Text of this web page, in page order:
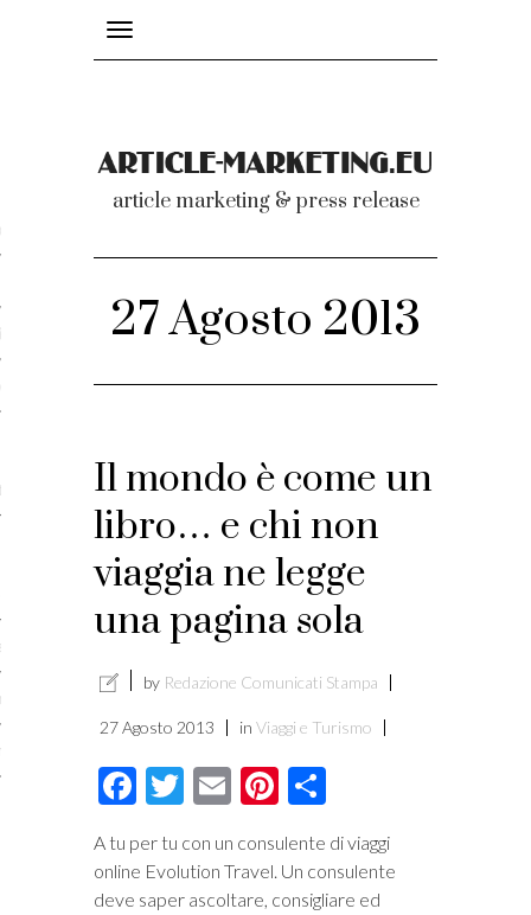
è l’article marketing
e stile di scrittura
per i publishers
Toggle
navigation
article marketing & press release
27 Agosto 2013
Il mondo è come un
libro… e chi non
viaggia ne legge
una pagina sola
by Redazione Comunicati Stampa
27 Agosto 2013 in Viaggi e Turismo
Facebook
Twitter
EmailPinterest
A tu per tu con un consulente di viaggi
online Evolution Travel. Un consulente
deve saper ascoltare, consigliare ed